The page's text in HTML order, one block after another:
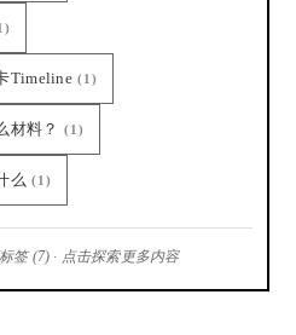
Timeline (1)
材料？ (1)
么 (1)
签 (7) · 点击探索更多内容